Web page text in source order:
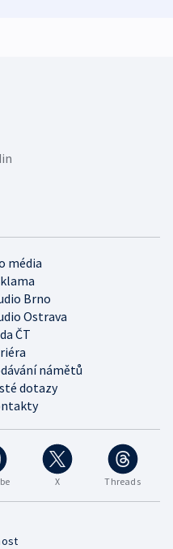
X Threads
média
Brno
Ostrava
ČT
námětů
dotazy